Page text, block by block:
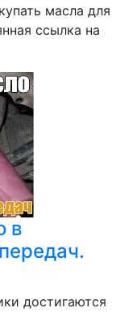
масла для
ссылка на
в
достигаются